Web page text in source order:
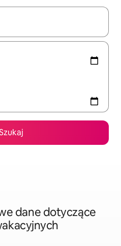
poruszać się po nich za
dane dotyczące